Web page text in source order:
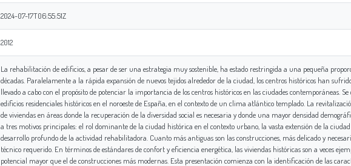
2024-07-17T06:55:51Z
2012
La rehabilitación de edificios, a pesar de ser una estrategia muy sostenible, ha estado restringida a una pequeña
décadas. Paralelamente a la rápida expansión de nuevos tejidos alrededor de la ciudad, los centros históricos han
llevado a cabo con el propósito de potenciar la importancia de los centros históricos en las ciudades contemporáneas.
edificios residenciales históricos en el noroeste de España, en el contexto de un clima atlántico templado. La
de viviendas en áreas donde la recuperación de la diversidad social es necesaria y donde una mayor densidad
a tres motivos principales: el rol dominante de la ciudad histórica en el contexto urbano, la vasta extensión de la
desarrollo profundo de la actividad rehabilitadora. Cuanto más antiguas son las construcciones, más delicado y
técnico requerido. En términos de estándares de confort y eficiencia energética, las viviendas históricas son a veces
potencial mayor que el de construcciones más modernas. Esta presentación comienza con la identificación de las